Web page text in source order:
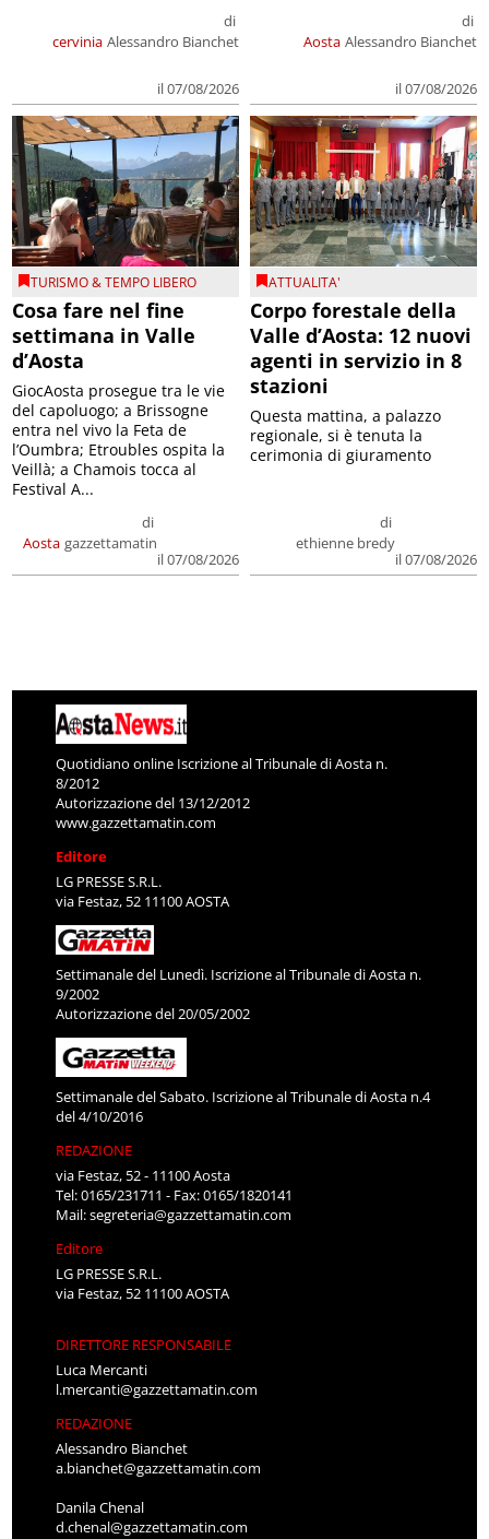
cervinia
di
Alessandro Bianchet
il 07/08/2026
Aosta
di
Alessandro Bianchet
il 07/08/2026
TURISMO & TEMPO LIBERO
Cosa fare nel fine
settimana in Valle
d’Aosta
Aosta
di
gazzettamatin
il 07/08/2026
GiocAosta prosegue tra le vie
del capoluogo; a Brissogne
entra nel vivo la Feta de
l’Oumbra; Etroubles ospita la
Veillà; a Chamois tocca al
Festival A...
ATTUALITA'
Corpo forestale della
Valle d’Aosta: 12 nuovi
agenti in servizio in 8
stazioni
di
ethienne bredy
il 07/08/2026
Questa mattina, a palazzo
regionale, si è tenuta la
cerimonia di giuramento
Quotidiano online Iscrizione al Tribunale di Aosta n.
8/2012
Autorizzazione del 13/12/2012
www.gazzettamatin.com
Editore
LG PRESSE S.R.L.
via Festaz, 52 11100 AOSTA
Settimanale del Lunedì. Iscrizione al Tribunale di Aosta n.
9/2002
Autorizzazione del 20/05/2002
Settimanale del Sabato. Iscrizione al Tribunale di Aosta n.4
del 4/10/2016
REDAZIONE
via Festaz, 52 - 11100 Aosta
Tel: 0165/231711 - Fax: 0165/1820141
Mail:segreteria@gazzettamatin.com
Editore
LG PRESSE S.R.L.
via Festaz, 52 11100 AOSTA
DIRETTORE RESPONSABILE
Luca Mercanti
l.mercanti@gazzettamatin.com
REDAZIONE
Alessandro Bianchet
a.bianchet@gazzettamatin.com
Danila Chenal
d.chenal@gazzettamatin.com